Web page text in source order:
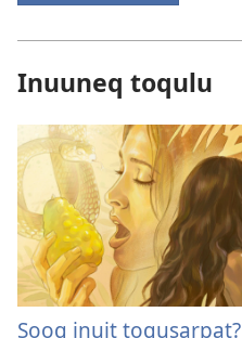
Inuuneq toqulu
Sooq inuit toqusarpat?